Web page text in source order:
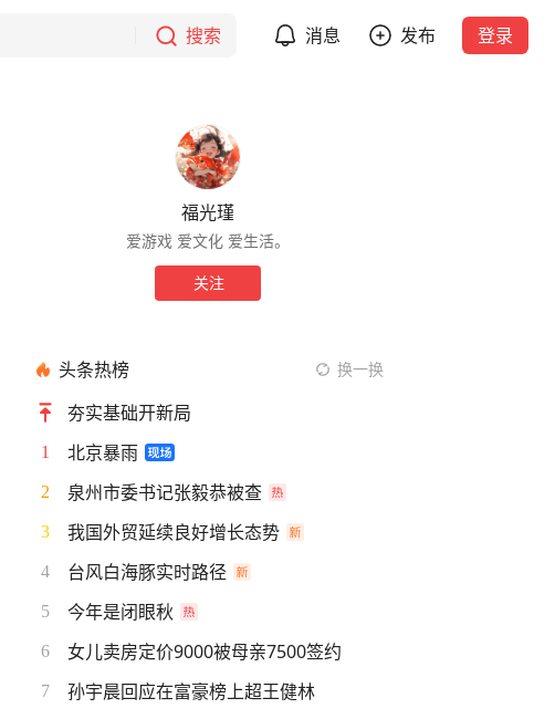
搜索 消息 发布 登录
福光瑾
爱游戏 爱文化 爱生活。
关注
头条热榜 换一换
夯实基础开新局
1 北京暴雨
2 泉州市委书记张毅恭被查
3 我国外贸延续良好增长态势
4 台风白海豚实时路径
5 今年是闭眼秋
6 女儿卖房定价9000被母亲7500签约
7 孙宇晨回应在富豪榜上超王健林